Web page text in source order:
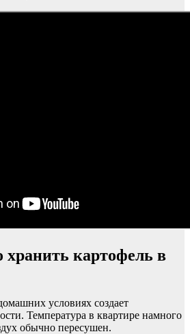
картофель в
условиях создает
Температура в квартире намного
обычно пересушен.